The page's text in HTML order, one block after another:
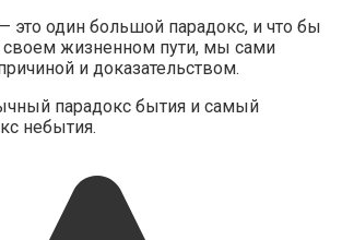
это один большой парадокс, и что бы
жизненном пути, мы сами
и доказательством.
парадокс бытия и самый
небытия.